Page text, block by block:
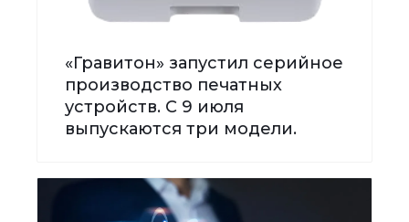
«Гравитон» запустил серийное
производство печатных
устройств. С 9 июля
выпускаются три модели.